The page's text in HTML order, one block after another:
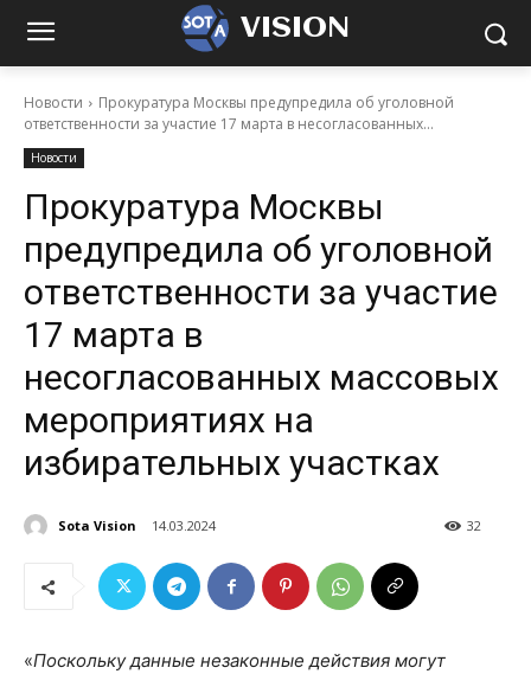
VISION
Новости
Прокуратура Москвы предупредила об уголовной
ответственности за участие 17 марта в несогласованных...
Новости
Прокуратура Москвы
предупредила об уголовной
ответственности за участие
17 марта в
несогласованных массовых
мероприятиях на
избирательных участках
Sota Vision 14.03.2024 32
«Поскольку данные незаконные действия могут